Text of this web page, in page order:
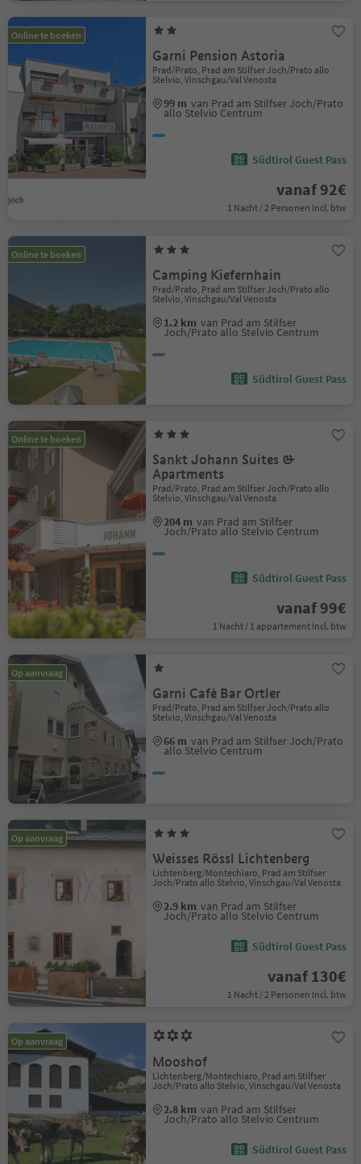
Online te boeken
Garni Pension Astoria
Prad/Prato, Prad am Stilfser Joch/Prato allo
Stelvio, Vinschgau/Val Venosta
99 m van Prad am Stilfser Joch/Prato
allo Stelvio Centrum
Südtirol Guest Pass
vanaf 92€
1 Nacht / 2 Personen Incl. btw
Online te boeken
Camping Kiefernhain
Prad/Prato, Prad am Stilfser Joch/Prato allo
Stelvio, Vinschgau/Val Venosta
1.2 km van Prad am Stilfser
Joch/Prato allo Stelvio Centrum
Südtirol Guest Pass
Online te boeken
Sankt Johann Suites &
Apartments
Prad/Prato, Prad am Stilfser Joch/Prato allo
Stelvio, Vinschgau/Val Venosta
204 m van Prad am Stilfser
Joch/Prato allo Stelvio Centrum
Südtirol Guest Pass
vanaf 99€
1 Nacht / 1 appartement Incl. btw
Op aanvraag
Garni Cafè Bar Ortler
Prad/Prato, Prad am Stilfser Joch/Prato allo
Stelvio, Vinschgau/Val Venosta
66 m van Prad am Stilfser Joch/Prato
allo Stelvio Centrum
Op aanvraag
Weisses Rössl Lichtenberg
Lichtenberg/Montechiaro, Prad am Stilfser
Joch/Prato allo Stelvio, Vinschgau/Val Venosta
2.9 km van Prad am Stilfser
Joch/Prato allo Stelvio Centrum
Südtirol Guest Pass
vanaf 130€
1 Nacht / 2 Personen Incl. btw
Op aanvraag
Mooshof
Lichtenberg/Montechiaro, Prad am Stilfser
Joch/Prato allo Stelvio, Vinschgau/Val Venosta
2.8 km van Prad am Stilfser
Joch/Prato allo Stelvio Centrum
Südtirol Guest Pass